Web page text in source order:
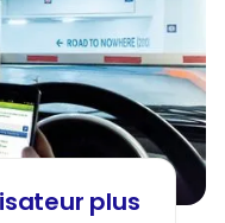
plus